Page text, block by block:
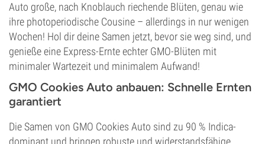
Auto große, nach Knoblauch riechende Blüten, genau wie
ihre photoperiodische Cousine – allerdings in nur wenigen
Wochen! Hol dir deine Samen jetzt, bevor sie weg sind, und
genieße eine Express-Ernte echter GMO-Blüten mit
minimaler Wartezeit und minimalem Aufwand!
GMO Cookies Auto anbauen: Schnelle Ernten
garantiert
Die Samen von GMO Cookies Auto sind zu 90 % Indica-
dominant und bringen robuste und widerstandsfähige